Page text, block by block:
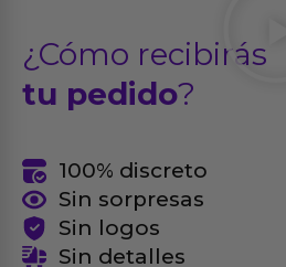
¿Cómo recibirás
tu pedido?
100% discreto
Sin sorpresas
Sin logos
Sin detalles